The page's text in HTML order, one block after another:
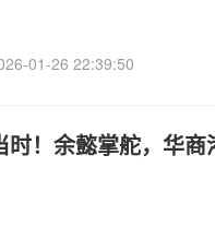
01-26 22:39:50
时！余懿掌舵，华